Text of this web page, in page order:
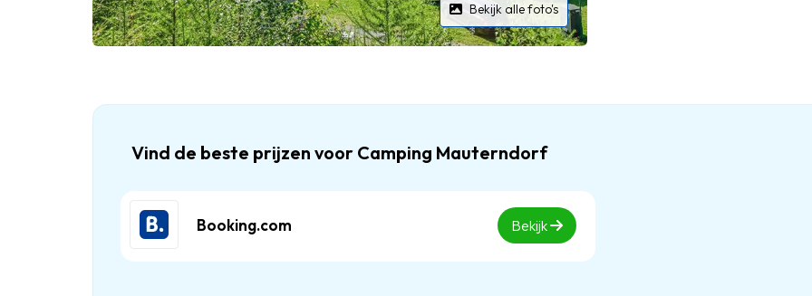
Bekijk alle foto's
Vind de beste prijzen voor Camping Mauterndorf
Booking.com Bekijk